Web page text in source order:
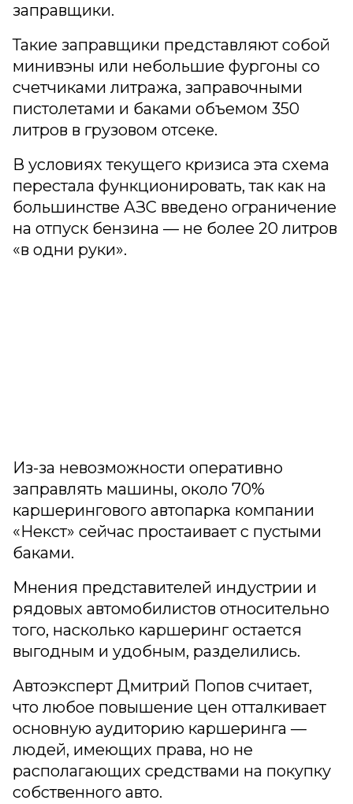
заправщики.
Такие заправщики представляют собой
минивэны или небольшие фургоны со
счетчиками литража, заправочными
пистолетами и баками объемом 350
литров в грузовом отсеке.
В условиях текущего кризиса эта схема
перестала функционировать, так как на
большинстве АЗС введено ограничение
на отпуск бензина — не более 20 литров
«в одни руки».
Из-за невозможности оперативно
заправлять машины, около 70%
каршерингового автопарка компании
«Некст» сейчас простаивает с пустыми
баками.
Мнения представителей индустрии и
рядовых автомобилистов относительно
того, насколько каршеринг остается
выгодным и удобным, разделились.
Автоэксперт Дмитрий Попов считает,
что любое повышение цен отталкивает
основную аудиторию каршеринга —
людей, имеющих права, но не
располагающих средствами на покупку
собственного авто.